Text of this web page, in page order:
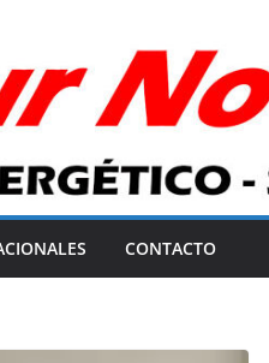
CONTACTO